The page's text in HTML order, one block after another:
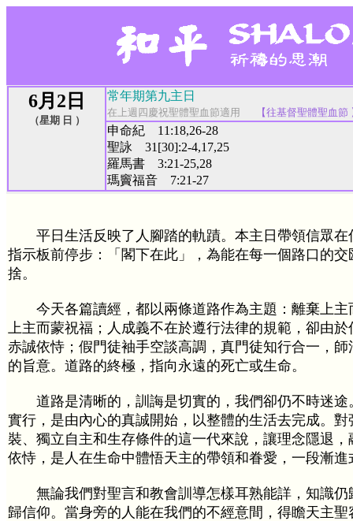
6月2日
（星期 日 ）
常年期第九主日
在上週四慶祝聖體聖血節適用 【往基督聖體聖血節
申命紀 11:18,26-28
聖詠 31[30]:2-4,17,25
羅馬書 3:21-25,28
瑪竇福音 7:21-27
平日生活反映了人腳踏的軌蹟。本主日帶領信眾在
指示板前停步：「閣下在此」，為能在每一個路口的交
捨。
今天各篇讀經，都以兩條道路作為主題：離棄上主
上主而蒙祝福；人成義不在於遵行法律的規範，卻由
赤誠依恃；假門徒袖手空談高調，真門徒知行合一，
的旨意。道路的終極，指向永遠的死亡或生命。
道路是清晰的，訓誨是切實的，我們卻仍不時迷途
實行，是由內心的真誠開始，以整體的生活去完成。對
裝、獨立自主和生存條件的這一代來說，讓理念隱退
依恃，是人在生命中體悟天主的帶領和眷愛，一段漸
無論我們對聖言和教會訓導怎樣耳熟能詳，知識仍
歸信仰。當身旁的人能在我們的不經意間，得瞻天主